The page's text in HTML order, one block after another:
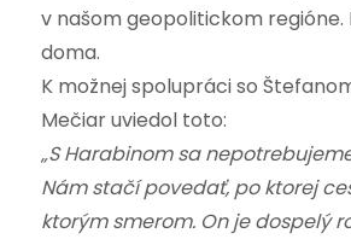
v našom geopolitickom regióne.
doma.
K možnej spolupráci so
Mečiar uviedol toto:
„S Harabinom sa
Nám stačí povedať, po ktorej
ktorým smerom. On je dospelý